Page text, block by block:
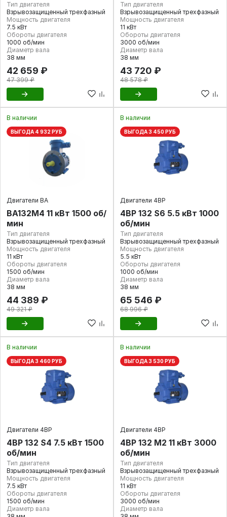
Тип двигателя
Взрывозащищенный трехфазный
Мощность двигателя
7.5 кВт
Обороты двигателя
1000 об/мин
Диаметр вала
38 мм
42 659 ₽
47 399 ₽
Тип двигателя
Взрывозащищенный трехфазный
Мощность двигателя
11 кВт
Обороты двигателя
3000 об/мин
Диаметр вала
38 мм
43 720 ₽
48 578 ₽
В наличии
ВЫГОДА 4 932 РУБ
Двигатели ВА
ВА132М4 11 кВт 1500 об/
мин
Тип двигателя
Взрывозащищенный трехфазный
Мощность двигателя
11 кВт
Обороты двигателя
1500 об/мин
Диаметр вала
38 мм
44 389 ₽
49 321 ₽
В наличии
ВЫГОДА 3 450 РУБ
Двигатели 4ВР
4ВР 132 S6 5.5 кВт 1000
об/мин
Тип двигателя
Взрывозащищенный трехфазный
Мощность двигателя
5.5 кВт
Обороты двигателя
1000 об/мин
Диаметр вала
38 мм
65 546 ₽
68 996 ₽
В наличии
ВЫГОДА 3 460 РУБ
Двигатели 4ВР
4ВР 132 S4 7.5 кВт 1500
об/мин
Тип двигателя
Взрывозащищенный трехфазный
Мощность двигателя
7.5 кВт
Обороты двигателя
1500 об/мин
Диаметр вала
В наличии
ВЫГОДА 3 530 РУБ
Двигатели 4ВР
4ВР 132 М2 11 кВт 3000
об/мин
Тип двигателя
Взрывозащищенный трехфазный
Мощность двигателя
11 кВт
Обороты двигателя
3000 об/мин
Диаметр вала